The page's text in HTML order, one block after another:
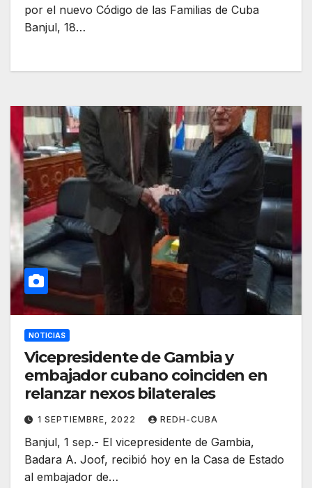
por el nuevo Código de las Familias de Cuba
Banjul, 18…
NOTICIAS
Vicepresidente de Gambia y
embajador cubano coinciden en
relanzar nexos bilaterales
1 SEPTIEMBRE, 2022 REDH-CUBA
Banjul, 1 sep.- El vicepresidente de Gambia,
Badara A. Joof, recibió hoy en la Casa de Estado
al embajador de…